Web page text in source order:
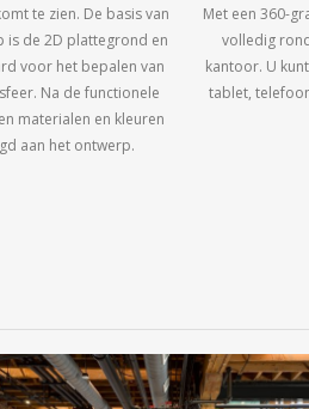
te zien. De basis van
is de 2D plattegrond en
voor het bepalen van
Na de functionele
materialen en kleuren
aan het ontwerp.
Met een 360-
volledig
kantoor. U
tablet,